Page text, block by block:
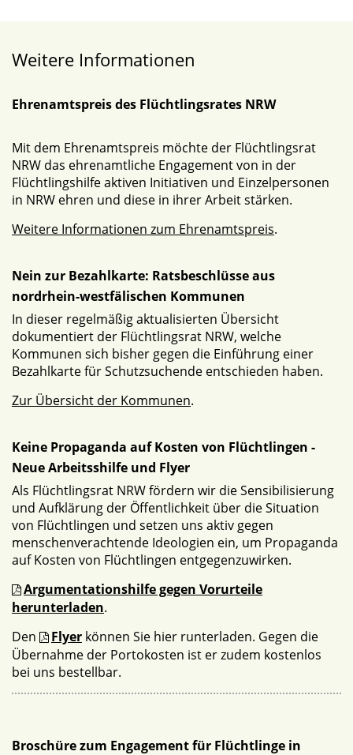
Weitere Informationen
Ehrenamtspreis des Flüchtlingsrates NRW
Mit dem Ehrenamtspreis möchte der Flüchtlingsrat
NRW das ehrenamtliche Engagement von in der
Flüchtlingshilfe aktiven Initiativen und Einzelpersonen
in NRW ehren und diese in ihrer Arbeit stärken.
Weitere Informationen zum Ehrenamtspreis.
Nein zur Bezahlkarte: Ratsbeschlüsse aus
nordrhein-westfälischen Kommunen
In dieser regelmäßig aktualisierten Übersicht
dokumentiert der Flüchtlingsrat NRW, welche
Kommunen sich bisher gegen die Einführung einer
Bezahlkarte für Schutzsuchende entschieden haben.
Zur Übersicht der Kommunen.
Keine Propaganda auf Kosten von Flüchtlingen -
Neue Arbeitsshilfe und Flyer
Als Flüchtlingsrat NRW fördern wir die Sensibilisierung
und Aufklärung der Öffentlichkeit über die Situation
von Flüchtlingen und setzen uns aktiv gegen
menschenverachtende Ideologien ein, um Propaganda
auf Kosten von Flüchtlingen entgegenzuwirken.
Argumentationshilfe gegen Vorurteile
herunterladen.
Den
Flyer können Sie hier runterladen. Gegen die
Übernahme der Portokosten ist er zudem kostenlos
bei uns bestellbar.
Broschüre zum Engagement für Flüchtlinge in